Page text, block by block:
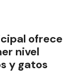
ofrece
nivel
y gatos